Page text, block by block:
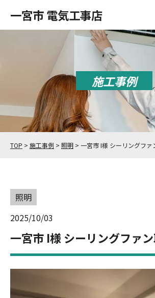
一宮市 電気工事店
施工事例
TOP > 施工事例 > 照明 > 一宮市 I様 シーリングファ
照明
2025/10/03
一宮市 I様 シーリングファ